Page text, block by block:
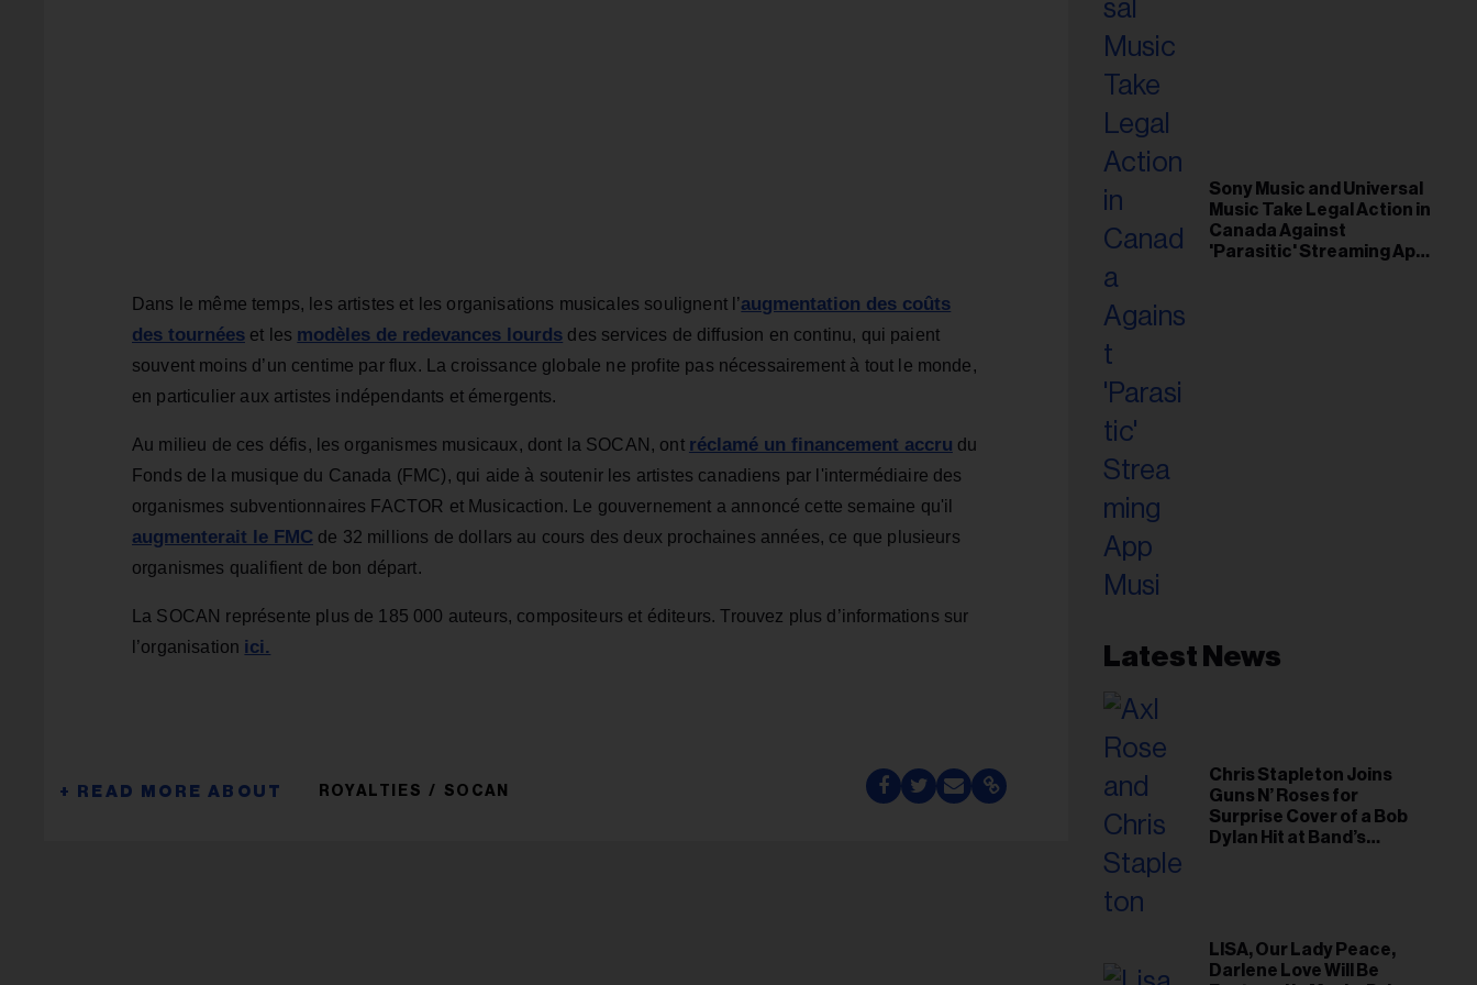
Dans le même temps, les artistes et les organisations musicales soulignent l’augmentation des coûts
des tournées et les modèles de redevances lourds des services de diffusion en continu, qui paient
souvent moins d’un centime par flux. La croissance globale ne profite pas nécessairement à tout le monde,
en particulier aux artistes indépendants et émergents.
Au milieu de ces défis, les organismes musicaux, dont la SOCAN, ont réclamé un financement accru du
Fonds de la musique du Canada (FMC), qui aide à soutenir les artistes canadiens par l'intermédiaire des
organismes subventionnaires FACTOR et Musicaction. Le gouvernement a annoncé cette semaine qu'il
augmenterait le FMC de 32 millions de dollars au cours des deux prochaines années, ce que plusieurs
organismes qualifient de bon départ.
La SOCAN représente plus de 185 000 auteurs, compositeurs et éditeurs. Trouvez plus d’informations sur
l’organisation ici.
ROYALTIES SOCAN
Sony Music and Universal
Music Take Legal Action in
Canada Against
'Parasitic' Streaming App
Latest News
Chris Stapleton Joins
Guns N’ Roses for
Surprise Cover of a Bob
Dylan Hit at Band’s
LISA, Our Lady Peace,
Darlene Love Will Be